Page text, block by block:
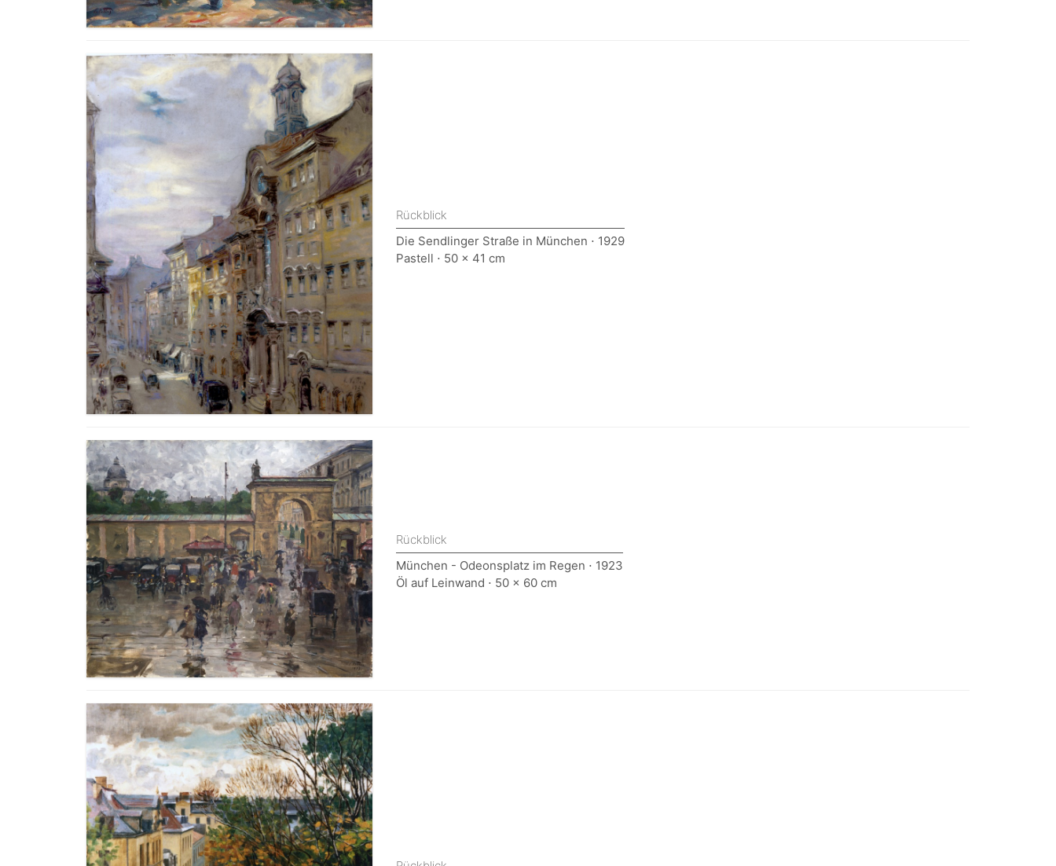
Rückblick
Die Sendlinger Straße in München ⋅ 1929
Pastell ⋅ 50 x 41 cm
Rückblick
München - Odeonsplatz im Regen ⋅ 1923
Öl auf Leinwand ⋅ 50 x 60 cm